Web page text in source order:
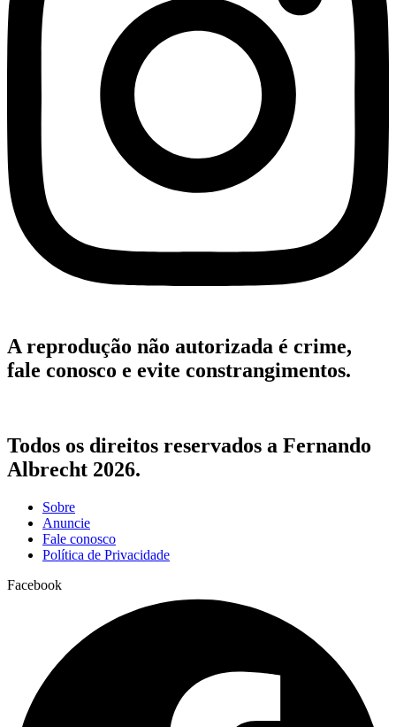
A reprodução não autorizada é crime,
fale conosco e evite constrangimentos.
Todos os direitos reservados a Fernando
Albrecht 2026.
Sobre
Anuncie
Fale conosco
Política de Privacidade
Facebook